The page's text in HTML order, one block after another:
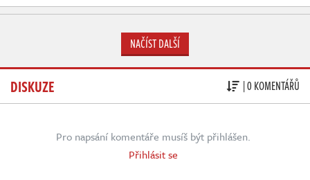
NAČÍST DALŠÍ
DISKUZE | 0 KOMENTÁŘŮ
Pro napsání komentáře musíš být přihlášen.
Přihlásit se